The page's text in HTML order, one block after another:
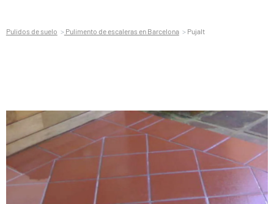
Pulidos de suelo Pulimento de escaleras en Barcelona Pujalt